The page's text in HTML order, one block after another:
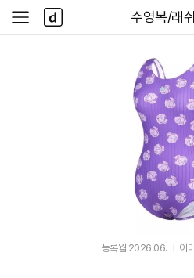
다나와
수영복/래
사
이
다
나
와
등록월 2026.06. 이